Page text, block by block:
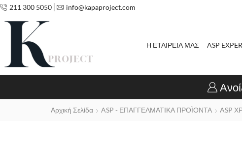
211 300 5050 info@kapaproject.com
Η ΕΤΑΙΡΕΙΑ ΜΑΣ ASP
Αρχική Σελίδα ASP - ΕΠΑΓΓΕΛΜΑΤΙΚΑ ΠΡΟΪΟΝΤΑ ASP